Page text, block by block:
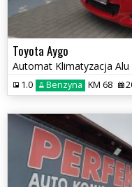
Toyota Aygo
Automat Klimatyzacja Alu
1.0 Benzyna KM 68